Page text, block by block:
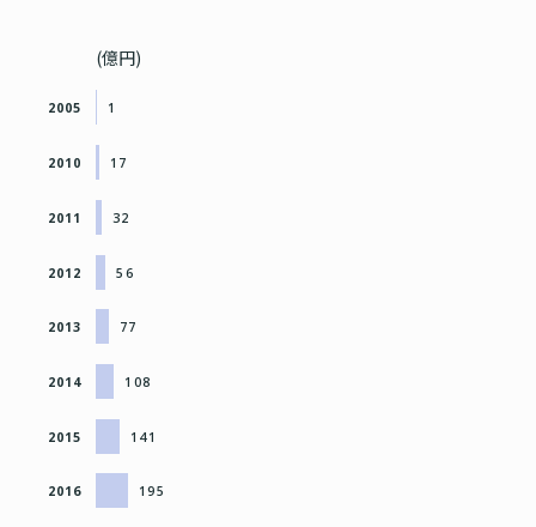
(億円)
1
2005
17
2010
32
2011
56
2012
77
2013
108
2014
141
2015
195
2016